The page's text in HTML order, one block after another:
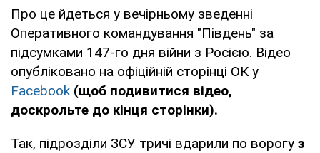
Про це йдеться у вечірньому зведенні
Оперативного командування "Південь" за
підсумками 147-го дня війни з Росією. Відео
опубліковано на офіційній сторінці ОК у
Facebook (щоб подивитися відео,
доскрольте до кінця сторінки).
Так, підрозділи ЗСУ тричі вдарили по ворогу з